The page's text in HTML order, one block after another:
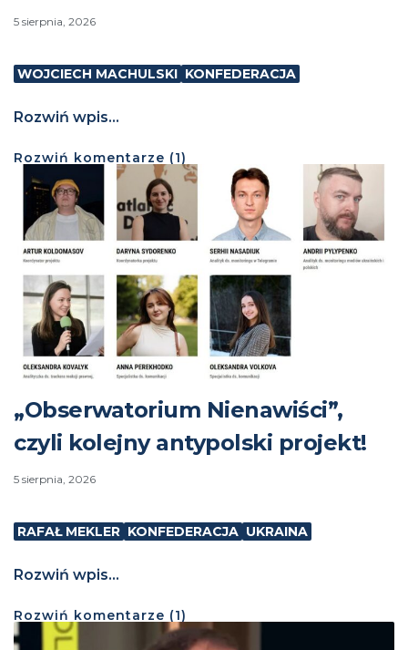
5 sierpnia, 2026
WOJCIECH MACHULSKI KONFEDERACJA
Rozwiń wpis...
Rozwiń komentarze (1)
„Obserwatorium Nienawiści”,
czyli kolejny antypolski projekt!
5 sierpnia, 2026
RAFAŁ MEKLER KONFEDERACJA UKRAINA
Rozwiń wpis...
Rozwiń komentarze (1)